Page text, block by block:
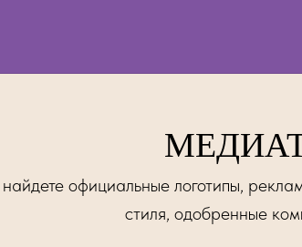
официальные логотипы,
стиля, одобренные